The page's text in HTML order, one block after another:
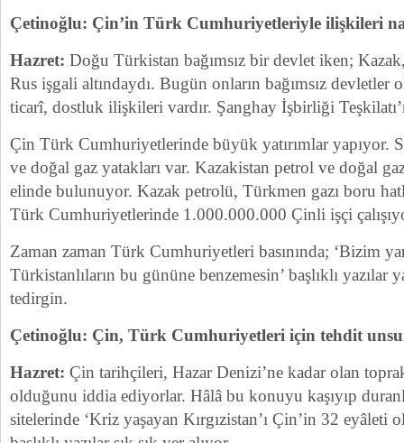
Çetinoğlu: Çin’in Türk Cumhuriyetleriyle ilişkileri
Hazret: Doğu Türkistan bağımsız bir devlet iken;
Rus işgali altındaydı. Bugün onların bağımsız
ticarî, dostluk ilişkileri vardır. Şanghay İşbirliği
Çin Türk Cumhuriyetlerinde büyük yatırımlar yapıyor.
ve doğal gaz yatakları var. Kazakistan petrol ve doğal
elinde bulunuyor. Kazak petrolü, Türkmen gazı boru
Türk Cumhuriyetlerinde 1.000.000.000 Çinli işçi
Zaman zaman Türk Cumhuriyetleri basınında; ‘Bizim
Türkistanlıların bu gününe benzemesin’ başlıklı yazılar
tedirgin.
Çetinoğlu: Çin, Türk Cumhuriyetleri için tehdit
Hazret: Çin tarihçileri, Hazar Denizi’ne kadar olan
olduğunu iddia ediyorlar. Hâlâ bu konuyu kaşıyıp
sitelerinde ‘Kriz yaşayan Kırgızistan’ı Çin’in 32 eyâleti